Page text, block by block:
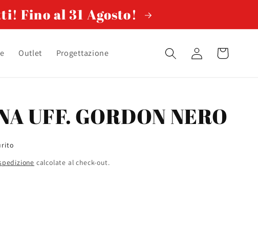
Fino al 31 Agosto!
Outlet Progettazione Accedi Carrello
UFF. GORDON NERO
calcolate al check-out.